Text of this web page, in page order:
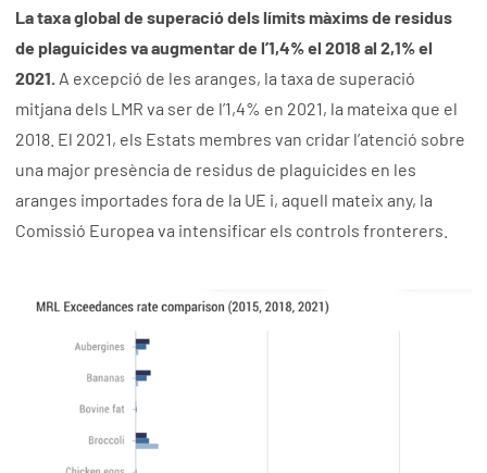
La taxa global de superació dels límits màxims de residus
de plaguicides va augmentar de l’1,4% el 2018 al 2,1% el
2021. A excepció de les aranges, la taxa de superació
mitjana dels LMR va ser de l’1,4% en 2021, la mateixa que el
2018. El 2021, els Estats membres van cridar l’atenció sobre
una major presència de residus de plaguicides en les
aranges importades fora de la UE i, aquell mateix any, la
Comissió Europea va intensificar els controls fronterers.